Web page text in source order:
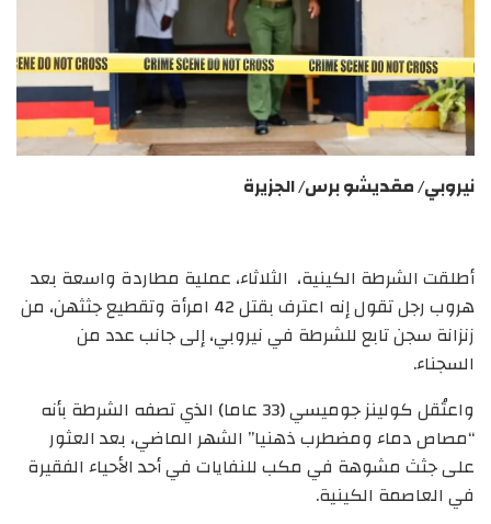
نيروبي/ مقديشو برس/ الجزيرة
أطلقت الشرطة الكينية، الثلاثاء، عملية مطاردة واسعة بعد
هروب رجل تقول إنه اعترف بقتل 42 امرأة وتقطيع جثثهن، من
زنزانة سجن تابع للشرطة في نيروبي، إلى جانب عدد من
السجناء.
واعتُقل كولينز جوميسي (33 عاما) الذي تصفه الشرطة بأنه
“مصاص دماء ومضطرب ذهنيا” الشهر الماضي، بعد العثور
على جثث مشوهة في مكب للنفايات في أحد الأحياء الفقيرة
في العاصمة الكينية.